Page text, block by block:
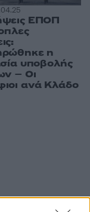
ΕΠΟΠ
η
υποβολής
– Οι
ανά Κλάδο